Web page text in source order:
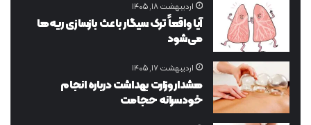
اردیبهشت ۱۸, ۱۴۰۵
آیا واقعاً ترک سیگار باعث بازسازی ریه‌ها
می‌شود
اردیبهشت ۱۷, ۱۴۰۵
هشدار وزارت بهداشت درباره انجام
خودسرانه حجامت